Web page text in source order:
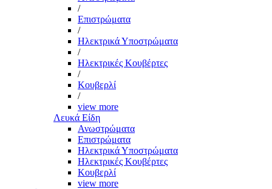
/
Επιστρώματα
/
Ηλεκτρικά Υποστρώματα
/
Ηλεκτρικές Κουβέρτες
/
Κουβερλί
/
view more
Λευκά Είδη
Ανωστρώματα
Επιστρώματα
Ηλεκτρικά Υποστρώματα
Ηλεκτρικές Κουβέρτες
Κουβερλί
view more